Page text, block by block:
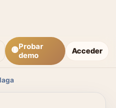
🟡Probar
demo
Acceder